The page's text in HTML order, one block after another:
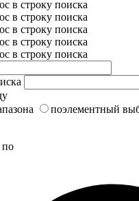
в строку поиска
в строку поиска
в строку поиска
в строку поиска
в строку поиска
поэлементный
по